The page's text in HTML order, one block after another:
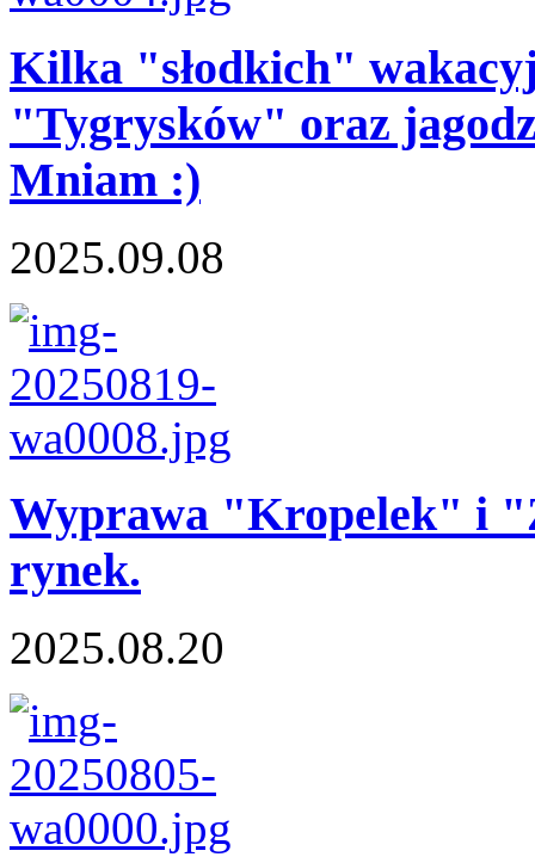
Kilka "słodkich"
"Tygrysków" oraz
Mniam :)
2025.09.08
Wyprawa "Kropelek" i
rynek.
2025.08.20